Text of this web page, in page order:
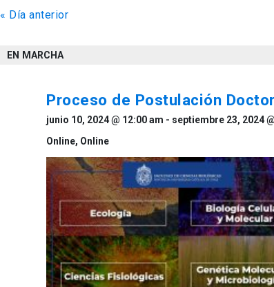
de
vistas
Eventos
« Día anterior
EN MARCHA
Proceso de Postulación
junio 10, 2024 @ 12:00 am - septiembre 23, 2024
Online, Online